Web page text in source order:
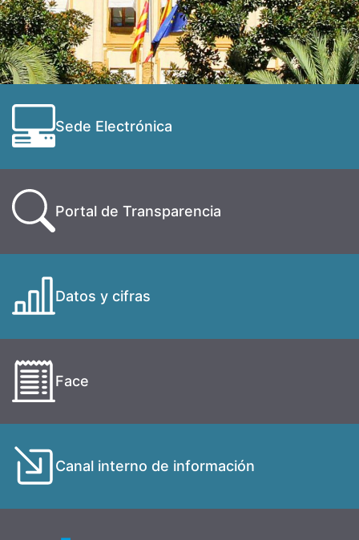
Sede Electrónica
Portal de Transparencia
Datos y cifras
Face
Canal interno de información